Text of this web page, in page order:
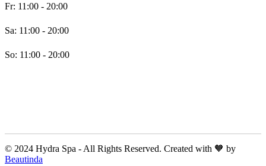
Fr: 11:00 - 20:00
Sa: 11:00 - 20:00
So: 11:00 - 20:00
© 2024 Hydra Spa - All Rights Reserved. Created with 🧡 by
Beautinda